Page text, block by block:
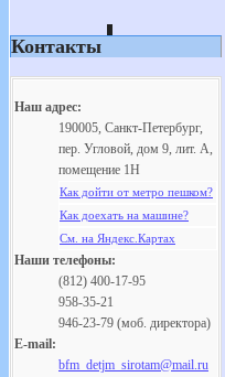
Контакты
Наш адрес:
190005, Санкт-Петербург,
пер. Угловой, дом 9, лит. А,
помещение 1Н
Как дойти от метро пешком?
Как доехать на машине?
См. на Яндекс.Картах
Наши телефоны:
(812) 400-17-95
958-35-21
946-23-79 (моб. директора)
E-mail:
bfm_detjm_sirotam@mail.ru